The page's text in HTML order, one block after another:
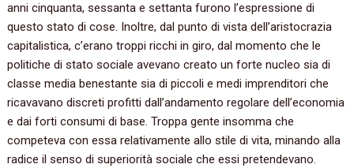
anni cinquanta, sessanta e settanta furono l’espressione di
questo stato di cose. Inoltre, dal punto di vista dell’aristocrazia
capitalistica, c’erano troppi ricchi in giro, dal momento che le
politiche di stato sociale avevano creato un forte nucleo sia di
classe media benestante sia di piccoli e medi imprenditori che
ricavavano discreti profitti dall’andamento regolare dell’economia
e dai forti consumi di base. Troppa gente insomma che
competeva con essa relativamente allo stile di vita, minando alla
radice il senso di superiorità sociale che essi pretendevano.